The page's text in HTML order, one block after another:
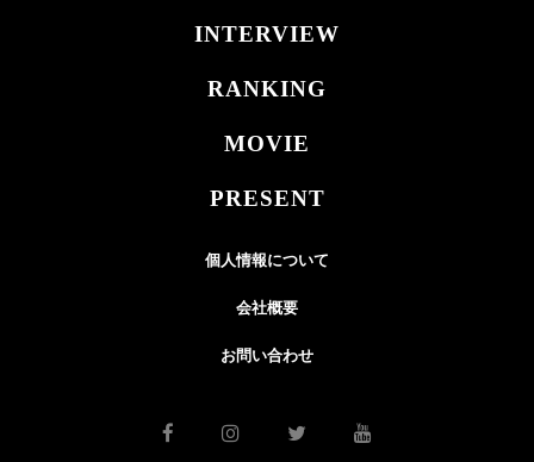
INTERVIEW
RANKING
MOVIE
PRESENT
個人情報について
会社概要
お問い合わせ